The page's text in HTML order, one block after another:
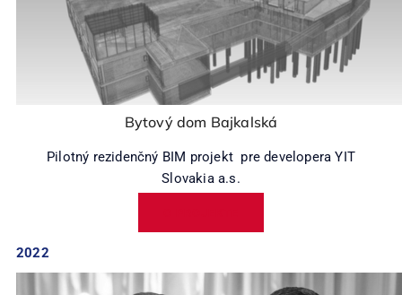
Bytový dom Bajkalská
Pilotný rezidenčný BIM projekt pre developera YIT
Slovakia a.s.
2022